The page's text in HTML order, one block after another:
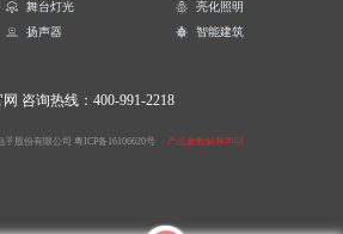
舞台灯光
亮化照明
扬声器
智能建筑
咨询热线：400-991-2218
子股份有限公司 粤ICP备16106620号 产品参数解释声明